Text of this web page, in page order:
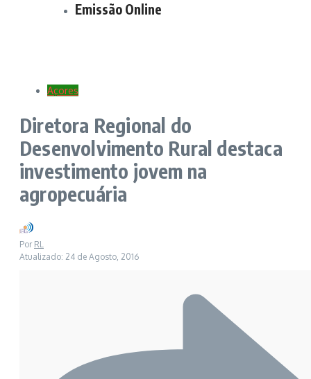
Emissão Online
Açores
Diretora Regional do
Desenvolvimento Rural destaca
investimento jovem na
agropecuária
Por RL
Atualizado: 24 de Agosto, 2016